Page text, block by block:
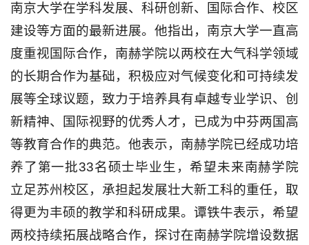
南京大学在学科发展、科研创新、国际合作、校区
建设等方面的最新进展。他指出，南京大学一直高
度重视国际合作，南赫学院以两校在大气科学领域
的长期合作为基础，积极应对气候变化和可持续发
展等全球议题，致力于培养具有卓越专业学识、创
新精神、国际视野的优秀人才，已成为中芬两国高
等教育合作的典范。他表示，南赫学院已经成功培
养了第一批33名硕士毕业生，希望未来南赫学院
立足苏州校区，承担起发展壮大新工科的重任，取
得更为丰硕的教学和科研成果。谭铁牛表示，希望
两校持续拓展战略合作，探讨在南赫学院增设数据